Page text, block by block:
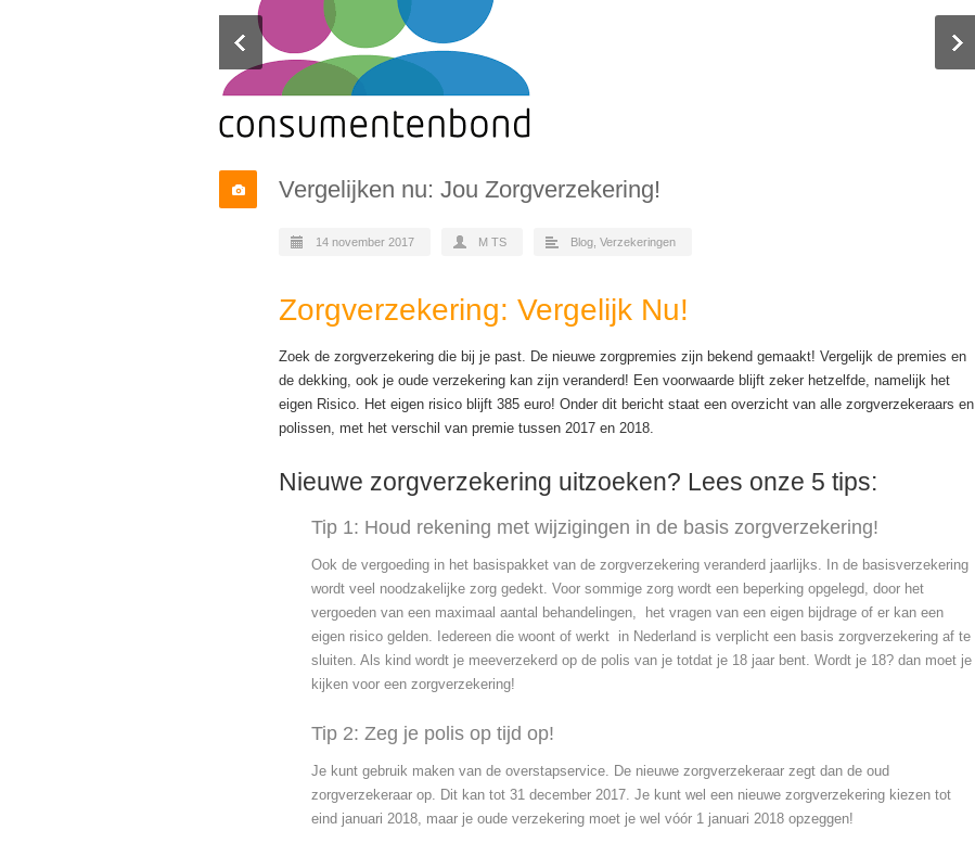
Vergelijken nu: Jou Zorgverzekering!
14 november 2017 M TS Blog Verzekeringen
Zorgverzekering: Vergelijk Nu!
Zoek de zorgverzekering die bij je past. De nieuwe zorgpremies zijn bekend gemaakt! Vergelijk de premies en
de dekking, ook je oude verzekering kan zijn veranderd! Een voorwaarde blijft zeker hetzelfde, namelijk het
eigen Risico. Het eigen risico blijft 385 euro! Onder dit bericht staat een overzicht van alle zorgverzekeraars en
polissen, met het verschil van premie tussen 2017 en 2018.
Nieuwe zorgverzekering uitzoeken? Lees onze 5 tips:
Tip 1: Houd rekening met wijzigingen in de basis zorgverzekering!
Ook de vergoeding in het basispakket van de zorgverzekering veranderd jaarlijks. In de basisverzekering
wordt veel noodzakelijke zorg gedekt. Voor sommige zorg wordt een beperking opgelegd, door het
vergoeden van een maximaal aantal behandelingen, het vragen van een eigen bijdrage of er kan een
eigen risico gelden. Iedereen die woont of werkt in Nederland is verplicht een basis zorgverzekering af te
sluiten. Als kind wordt je meeverzekerd op de polis van je totdat je 18 jaar bent. Wordt je 18? dan moet je
kijken voor een zorgverzekering!
Tip 2: Zeg je polis op tijd op!
Je kunt gebruik maken van de overstapservice. De nieuwe zorgverzekeraar zegt dan de oud
zorgverzekeraar op. Dit kan tot 31 december 2017. Je kunt wel een nieuwe zorgverzekering kiezen tot
eind januari 2018, maar je oude verzekering moet je wel vóór 1 januari 2018 opzeggen!